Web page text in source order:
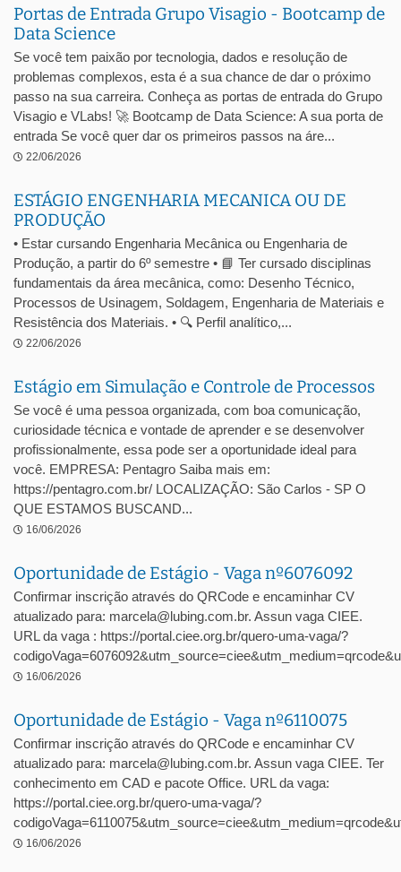
Portas de Entrada Grupo Visagio - Bootcamp de
Data Science
Se você tem paixão por tecnologia, dados e resolução de
problemas complexos, esta é a sua chance de dar o próximo
passo na sua carreira. Conheça as portas de entrada do Grupo
Visagio e VLabs! 🚀 Bootcamp de Data Science: A sua porta de
entrada Se você quer dar os primeiros passos na áre...
22/06/2026
ESTÁGIO ENGENHARIA MECANICA OU DE
PRODUÇÃO
• Estar cursando Engenharia Mecânica ou Engenharia de
Produção, a partir do 6º semestre • 📘 Ter cursado disciplinas
fundamentais da área mecânica, como: Desenho Técnico,
Processos de Usinagem, Soldagem, Engenharia de Materiais e
Resistência dos Materiais. • 🔍 Perfil analítico,...
22/06/2026
Estágio em Simulação e Controle de Processos
Se você é uma pessoa organizada, com boa comunicação,
curiosidade técnica e vontade de aprender e se desenvolver
profissionalmente, essa pode ser a oportunidade ideal para
você. EMPRESA: Pentagro Saiba mais em:
https://pentagro.com.br/ LOCALIZAÇÃO: São Carlos - SP O
QUE ESTAMOS BUSCAND...
16/06/2026
Oportunidade de Estágio - Vaga nº6076092
Confirmar inscrição através do QRCode e encaminhar CV
atualizado para: marcela@lubing.com.br. Assun vaga CIEE.
URL da vaga : https://portal.ciee.org.br/quero-uma-vaga/?
16/06/2026
Oportunidade de Estágio - Vaga nº6110075
Confirmar inscrição através do QRCode e encaminhar CV
atualizado para: marcela@lubing.com.br. Assun vaga CIEE. Ter
conhecimento em CAD e pacote Office. URL da vaga:
https://portal.ciee.org.br/quero-uma-vaga/?
16/06/2026